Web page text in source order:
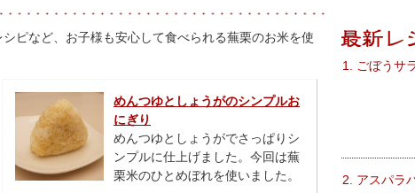
ピなど、お子様も安心して食べられる蕪栗のお米を使
めんつゆとしょうがのシンプルお
にぎり
めんつゆとしょうがでさっぱりシ
ンプルに仕上げました。今回は蕪
栗米のひとめぼれを使いました。
1. ごぼうサ
2. アスパラ